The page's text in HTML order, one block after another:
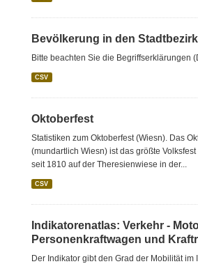
Bevölkerung in den
Bitte beachten Sie die Begriffserklärungen
CSV
Oktoberfest
Statistiken zum Oktoberfest (Wiesn). Das
(mundartlich Wiesn) ist das größte
seit 1810 auf der Theresienwiese in der...
CSV
Indikatorenatlas: Verkehr -
Personenkraftwagen und
Der Indikator gibt den Grad der Mobilität im